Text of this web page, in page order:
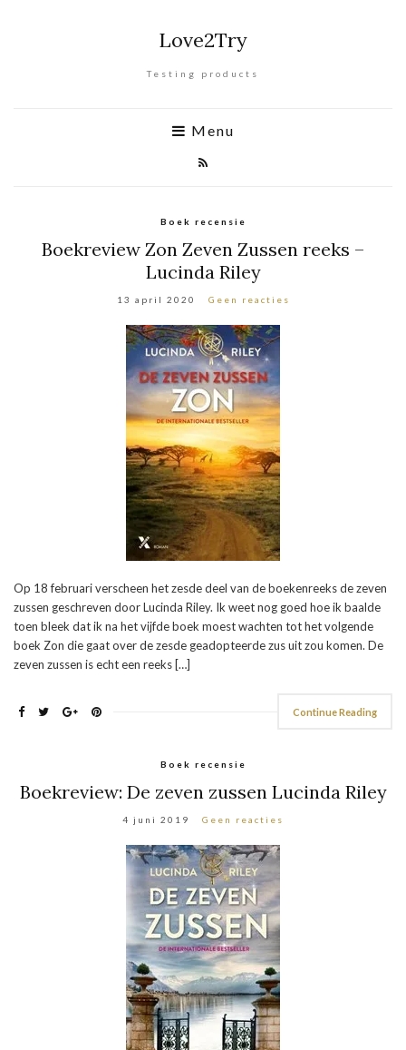
Love2Try
Testing products
Menu
Boek recensie
Boekreview Zon Zeven Zussen reeks –
Lucinda Riley
13 april 2020 Geen reacties
Op 18 februari verscheen het zesde deel van de boekenreeks de zeven
zussen geschreven door Lucinda Riley. Ik weet nog goed hoe ik baalde
toen bleek dat ik na het vijfde boek moest wachten tot het volgende
boek Zon die gaat over de zesde geadopteerde zus uit zou komen. De
zeven zussen is echt een reeks […]
Continue Reading
Boek recensie
Boekreview: De zeven zussen Lucinda Riley
4 juni 2019 Geen reacties